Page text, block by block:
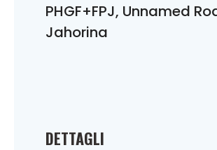
DETTAGLI
PHGF+FPJ, Unnamed
Jahorina